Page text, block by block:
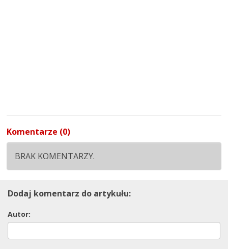
Komentarze (0)
BRAK KOMENTARZY.
Dodaj komentarz do artykułu:
Autor: